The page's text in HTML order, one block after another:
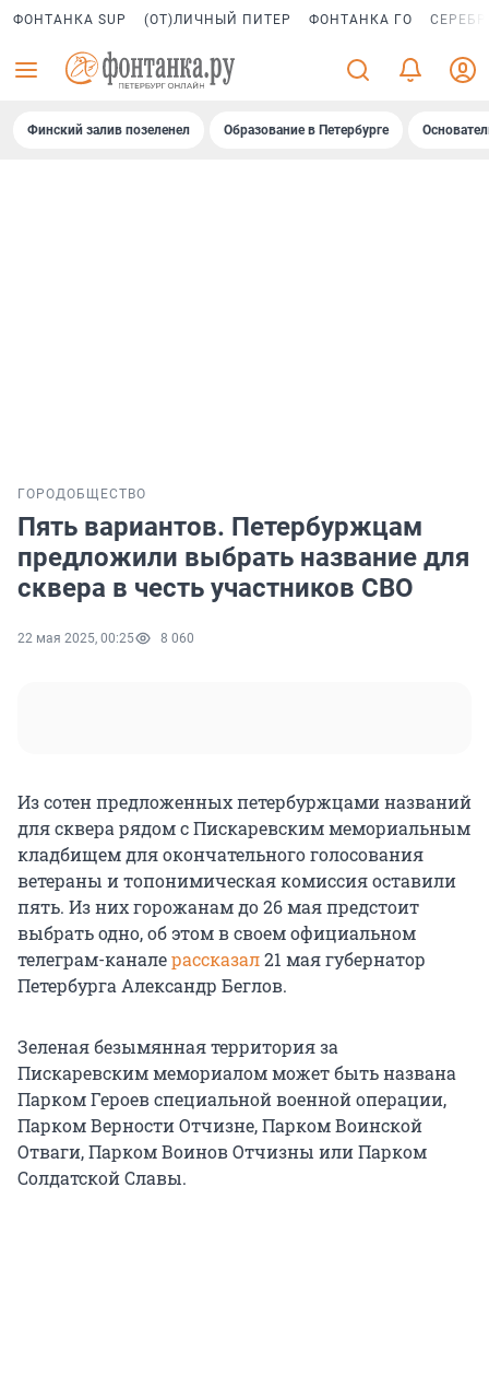
ФОНТАНКА SUP (ОТ)ЛИЧНЫЙ ПИТЕР ФОНТАНКА ГО
Финский залив позеленел Образование в Петербурге
ГОРОДОБЩЕСТВО
Пять вариантов. Петербуржцам
предложили выбрать название для
сквера в честь участников СВО
22 мая 2025, 00:25 8 060
Из сотен предложенных петербуржцами названий
для сквера рядом с Пискаревским мемориальным
кладбищем для окончательного голосования
ветераны и топонимическая комиссия оставили
пять. Из них горожанам до 26 мая предстоит
выбрать одно, об этом в своем официальном
телеграм-каналерассказал21 мая губернатор
Петербурга Александр Беглов.
Зеленая безымянная территория за
Пискаревским мемориалом может быть названа
Парком Героев специальной военной операции,
Парком Верности Отчизне, Парком Воинской
Отваги, Парком Воинов Отчизны или Парком
Солдатской Славы.